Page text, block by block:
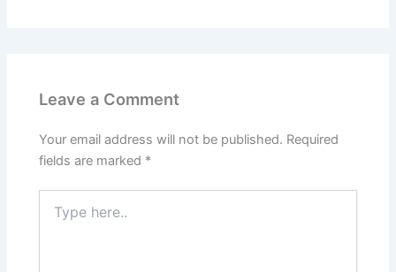
Leave a Comment
Your email address will not be published. Required
fields are marked *
here..